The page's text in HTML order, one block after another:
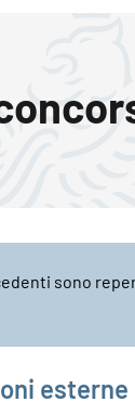
sono
esterne